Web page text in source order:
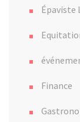
Épaviste
Finance